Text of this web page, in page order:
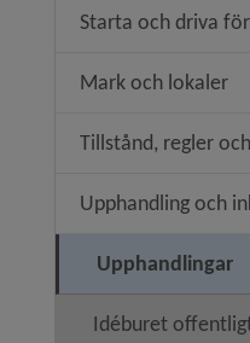
Starta och driva
Mark och lokaler
Tillstånd, regler
Upphandling och
Upphandlingar
Idéburet